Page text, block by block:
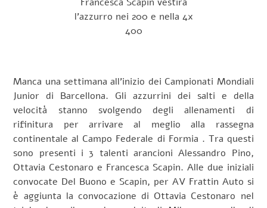
l'azzurro nei 200 e nella 4x
400
Manca una settimana all’inizio dei Campionati Mondiali
Junior di Barcellona. Gli azzurrini dei salti e della
velocità stanno svolgendo degli allenamenti di
rifinitura per arrivare al meglio alla rassegna
continentale al Campo Federale di Formia . Tra questi
sono presenti i 3 talenti arancioni Alessandro Pino,
Ottavia Cestonaro e Francesca Scapin. Alle due iniziali
convocate Del Buono e Scapin, per AV Frattin Auto si
è aggiunta la convocazione di Ottavia Cestonaro nel